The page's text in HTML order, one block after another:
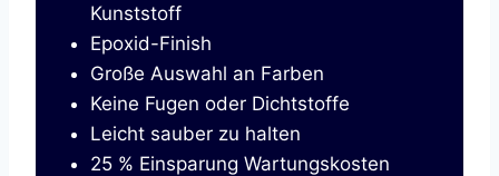
Kunststoff
Epoxid-Finish
Große Auswahl an Farben
Keine Fugen oder Dichtstoffe
Leicht sauber zu halten
25 % Einsparung Wartungskosten